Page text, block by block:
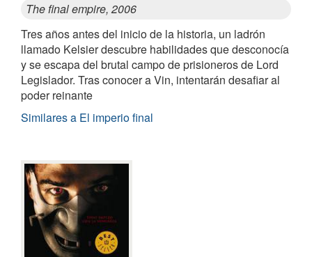
The final empire, 2006
Tres años antes del inicio de la historia, un ladrón
llamado Kelsier descubre habilidades que desconocía
y se escapa del brutal campo de prisioneros de Lord
Legislador. Tras conocer a Vin, intentarán desafiar al
poder reinante
Similares a El imperio final